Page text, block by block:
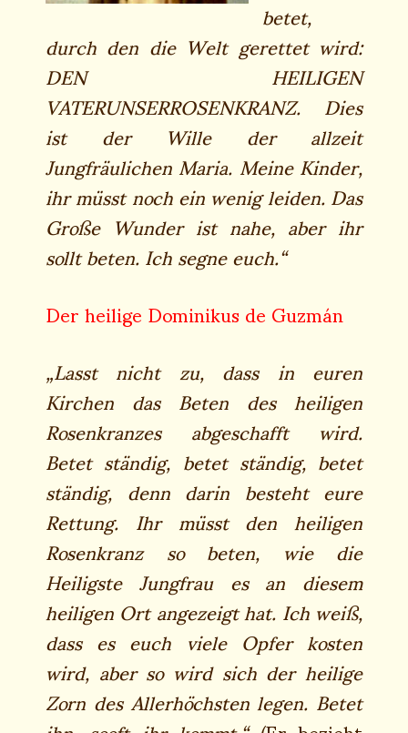
betet,
durch den die Welt gerettet wird:
DEN HEILIGEN
VATERUNSERROSENKRANZ. Dies
ist der Wille der allzeit
Jungfräulichen Maria. Meine Kinder,
ihr müsst noch ein wenig leiden. Das
Große Wunder ist nahe, aber ihr
sollt beten. Ich segne euch.“
Der heilige Dominikus de Guzmán
„Lasst nicht zu, dass in euren
Kirchen das Beten des heiligen
Rosenkranzes abgeschafft wird.
Betet ständig, betet ständig, betet
ständig, denn darin besteht eure
Rettung. Ihr müsst den heiligen
Rosenkranz so beten, wie die
Heiligste Jungfrau es an diesem
heiligen Ort angezeigt hat. Ich weiß,
dass es euch viele Opfer kosten
wird, aber so wird sich der heilige
Zorn des Allerhöchsten legen. Betet